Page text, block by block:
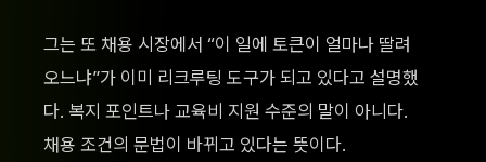
그는 또 채용 시장에서 “이 일에 토큰이 얼마나 딸려
오느냐”가 이미 리크루팅 도구가 되고 있다고 설명했
다. 복지 포인트나 교육비 지원 수준의 말이 아니다.
채용 조건의 문법이 바뀌고 있다는 뜻이다.